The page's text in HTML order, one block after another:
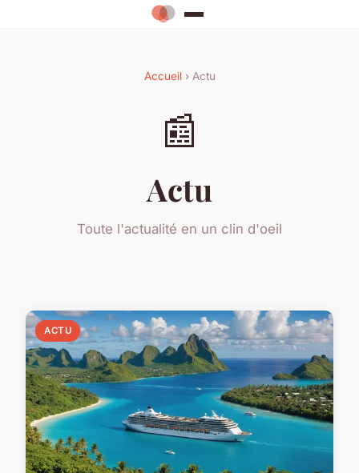
Accueil› Actu
📰
Actu
Toute l'actualité en un clin d'oeil
ACTU